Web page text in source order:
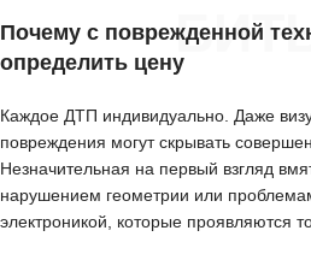
Почему с поврежденной
определить цену
Каждое ДТП индивидуально. Даже
повреждения могут скрывать
Незначительная на первый взгляд
нарушением геометрии или
электроникой, которые проявляются